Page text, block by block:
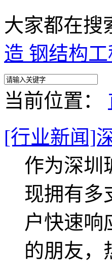
大家都在搜
造 钢结构工
当前位置：
[行业新闻]
作为深圳
现拥有多
户快速响
的朋友，